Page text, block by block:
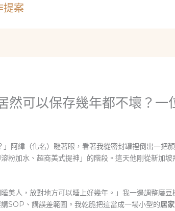
提案
然可以保存幾年都不壞？一
」阿緯（化名）瞇著眼，看著我從密封罐裡倒出一把
粉加水、超商美式提神」的階段。這天他剛從新加
美人，放對地方可以睡上好幾年。」我一邊調整磨
SOP、講誤差範圍。我乾脆把這當成一場小型的居